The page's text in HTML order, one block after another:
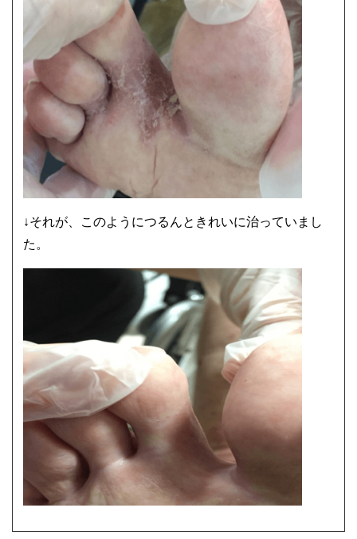
↓それが、このようにつるんときれいに治っていまし
た。